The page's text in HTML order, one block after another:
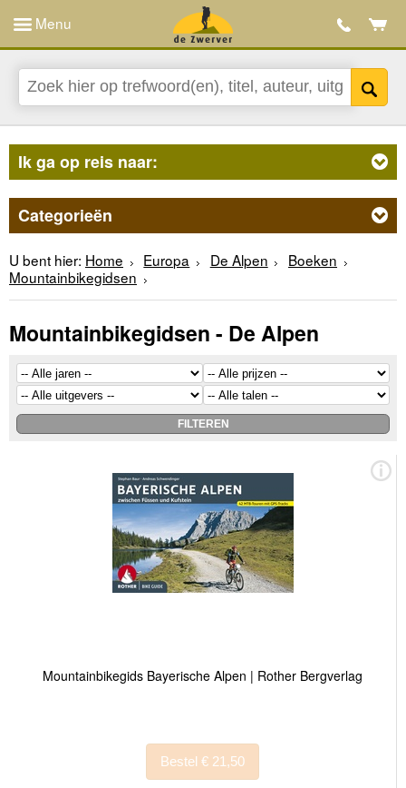
Menu
Ik ga op reis naar:
Categorieën
U bent hier: Home Europa De Alpen
Boeken
Mountainbikegidsen
Mountainbikegidsen - De Alpen
Mountainbikegids Bayerische Alpen | Rother Bergverlag
Bestel € 21,50